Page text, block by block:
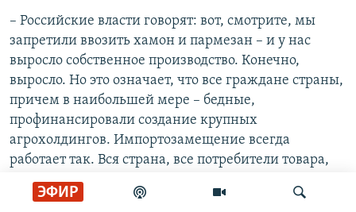
ЭФИР
– Российские власти говорят: вот, смотрите, мы
запретили ввозить хамон и пармезан – и у нас
выросло собственное производство. Конечно,
выросло. Но это означает, что все граждане страны,
причем в наибольшей мере – бедные,
профинансировали создание крупных
агрохолдингов. Импортозамещение всегда
работает так. Вся страна, все потребители товара,
который "импортозамещается", платят
дополнительные деньги какой-то одной узкой